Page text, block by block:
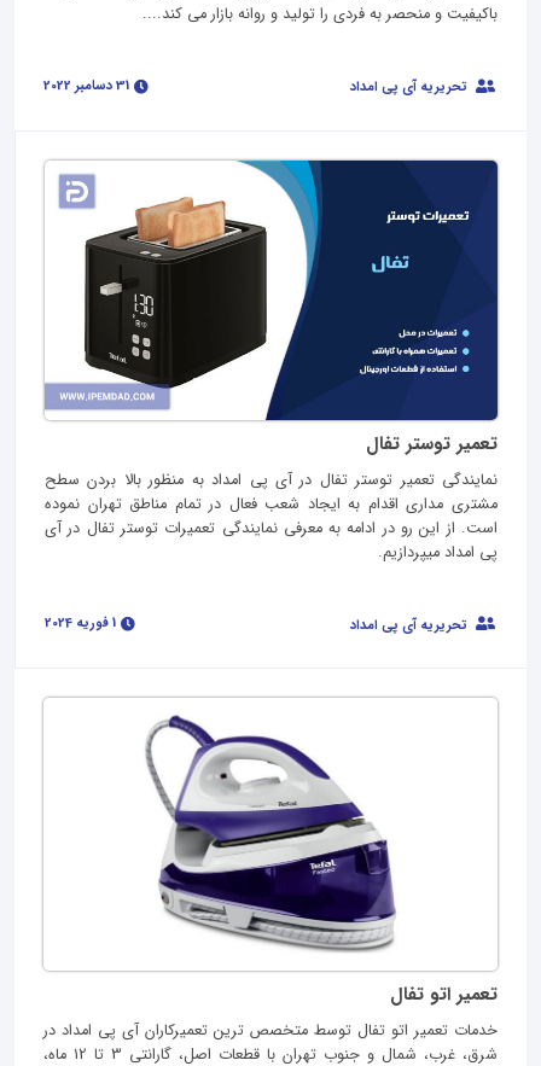
باکیفیت و منحصر به فردی را تولید و روانه بازار می کند....
تحریریه آی پی امداد
تعمیر توستر تفال
نمایندگی تعمیر توستر تفال در آی پی امداد به منظور بالا بردن سطح
مشتری مداری اقدام به ایجاد شعب فعال در تمام مناطق تهران نموده
است. از این رو در ادامه به معرفی نمایندگی تعمیرات توستر تفال در آی
پی امداد میپردازیم.
تحریریه آی پی امداد
تعمیر اتو تفال
خدمات تعمیر اتو تفال توسط متخصص ترین تعمیرکاران آی پی امداد در
شرق، غرب، شمال و جنوب تهران با قطعات اصل، گارانتی 3 تا 12 ماه،